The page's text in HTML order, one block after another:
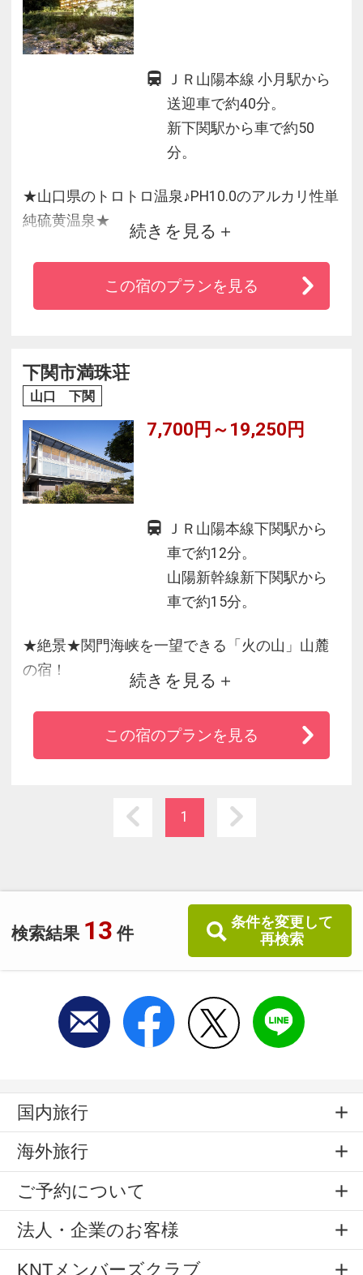
検索結果 13 件
条件を変更して
再検索
★屋根付立体駐車場！バイクでお越しのお客様
にも好評
ＪＲ山陽本線 小月駅から
送迎車で約40分。
新下関駅から車で約50
分。
★山口県のトロトロ温泉♪PH10.0のアルカリ性単
純硫黄温泉★
・角島まで35分、元乃隅神社まで50分
・全室清流一の俣川を望む掘り炬燵付きのお部
・JR小月駅より無料シャトルバスあり
続きを見る
この宿のプランを見る
下関市満珠荘
山口 下関
7,700円～19,250円
ＪＲ山陽本線下関駅から
車で約12分。
山陽新幹線新下関駅から
車で約15分。
★絶景★関門海峡を一望できる「火の山」山麓
の宿！
◆全室オーシャンビュー！迫力の海峡景色を満
◆唐戸市場、カモンワーフ、海響館へ車で約10
◆関門の夜景を眺める贅沢なひとときをお約束♪
続きを見る
この宿のプランを見る
1
国内旅行
海外旅行
ご予約について
法人・企業のお客様
KNTメンバーズクラブ